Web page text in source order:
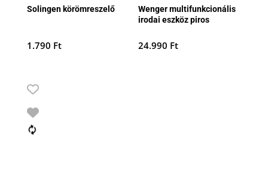
Solingen körömreszelő
1.790 Ft
Wenger multifunkcionális
irodai eszköz piros
24.990 Ft